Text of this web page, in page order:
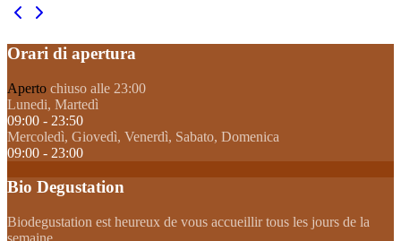
Orari di apertura
Aperto chiuso alle 23:00
Lunedi, Martedì
09:00 - 23:50
Mercoledì, Giovedì, Venerdì, Sabato, Domenica
09:00 - 23:00
Bio Degustation
Biodegustation est heureux de vous accueillir tous les jours de la